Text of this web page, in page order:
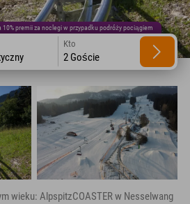
premii za noclegi w przypadku podróży pociągiem
Kto
2 Goście
wieku: AlpspitzCOASTER w Nesselwang